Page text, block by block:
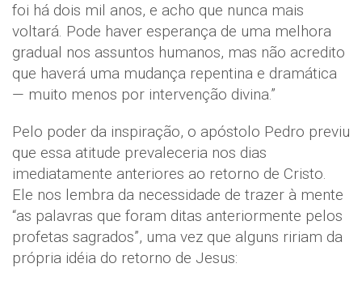
foi há dois mil anos, e acho que nunca mais
voltará. Pode haver esperança de uma melhora
gradual nos assuntos humanos, mas não acredito
que haverá uma mudança repentina e dramática
— muito menos por intervenção divina.”
Pelo poder da inspiração, o apóstolo Pedro previu
que essa atitude prevaleceria nos dias
imediatamente anteriores ao retorno de Cristo.
Ele nos lembra da necessidade de trazer à mente
“as palavras que foram ditas anteriormente pelos
profetas sagrados”, uma vez que alguns ririam da
própria idéia do retorno de Jesus: